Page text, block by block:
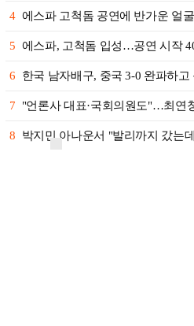
4 에스파 고척돔 공연에 반가운 얼
5 에스파, 고척돔 입성…공연 시작
6 한국 남자배구, 중국 3-0 완파하
7 "언론사 대표·국회의원도"…최연
8 박지민 아나운서 "발리까지 갔